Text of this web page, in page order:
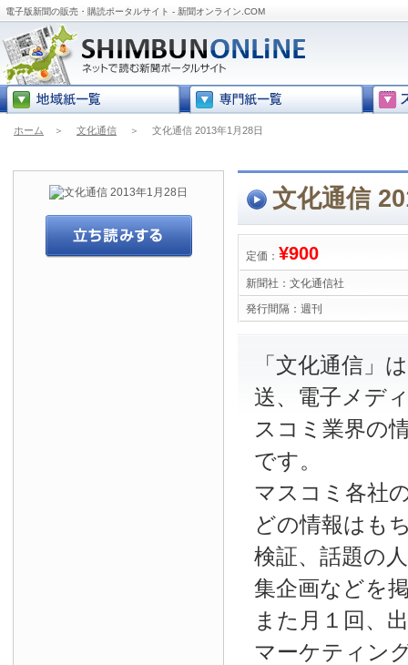
電子版新聞の販売・購読ポータルサイト - 新聞オンライン.COM
ホーム ＞ 文化通信 ＞ 文化通信 2013年1月28日
文化通信
定価： ¥900
新聞社： 文化通信社
発行間隔： 週刊
「文化通信」
送、電子メデ
スコミ業界の
です。
マスコミ各社
どの情報はも
検証、話題の
集企画などを
また月１回、
マーケティン